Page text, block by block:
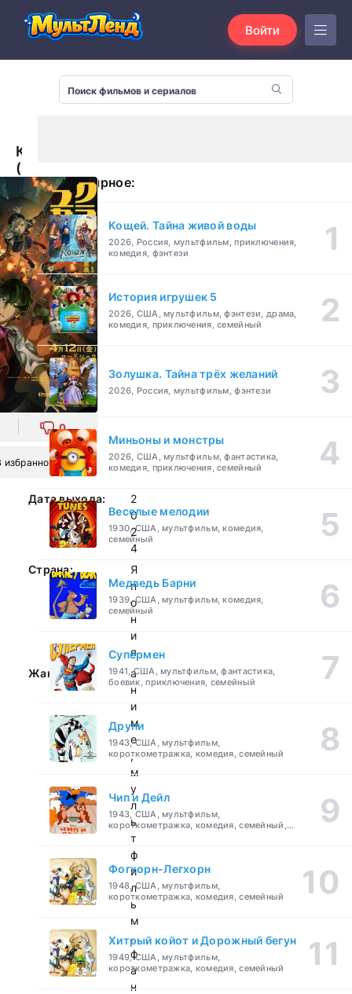
Войти
Кураюкаба
(2024)
0
избранное
Дата выхода:
2
0
2
4
Страна:
Я
п
о
н
и
я
Жанр:
а
н
и
м
е
,
м
у
л
ь
т
ф
и
л
ь
м
,
ф
а
н
Популярное:
Кощей. Тайна живой воды
2026, Россия, мультфильм, приключения,
комедия, фэнтези
История игрушек 5
2026, США, мультфильм, фэнтези, драма,
комедия, приключения, семейный
Золушка. Тайна трёх желаний
2026, Россия, мультфильм, фэнтези
Миньоны и монстры
2026, США, мультфильм, фантастика,
комедия, приключения, семейный
Веселые мелодии
1930, США, мультфильм, комедия,
семейный
Медведь Барни
1939, США, мультфильм, комедия,
семейный
Супермен
1941, США, мультфильм, фантастика,
боевик, приключения, семейный
Друпи
1943, США, мультфильм,
короткометражка, комедия, семейный
Чип и Дейл
1943, США, мультфильм,
короткометражка, комедия, семейный,
детский
Фогхорн-Легхорн
1948, США, мультфильм,
короткометражка, комедия, семейный
Хитрый койот и Дорожный бегун
1949, США, мультфильм,
короткометражка, комедия, семейный